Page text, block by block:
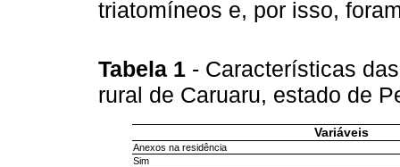
triatomíneos e, por isso,
Tabela 1 - Características
rural de Caruaru, estado de
Variáveis
Anexos na residência
Sim